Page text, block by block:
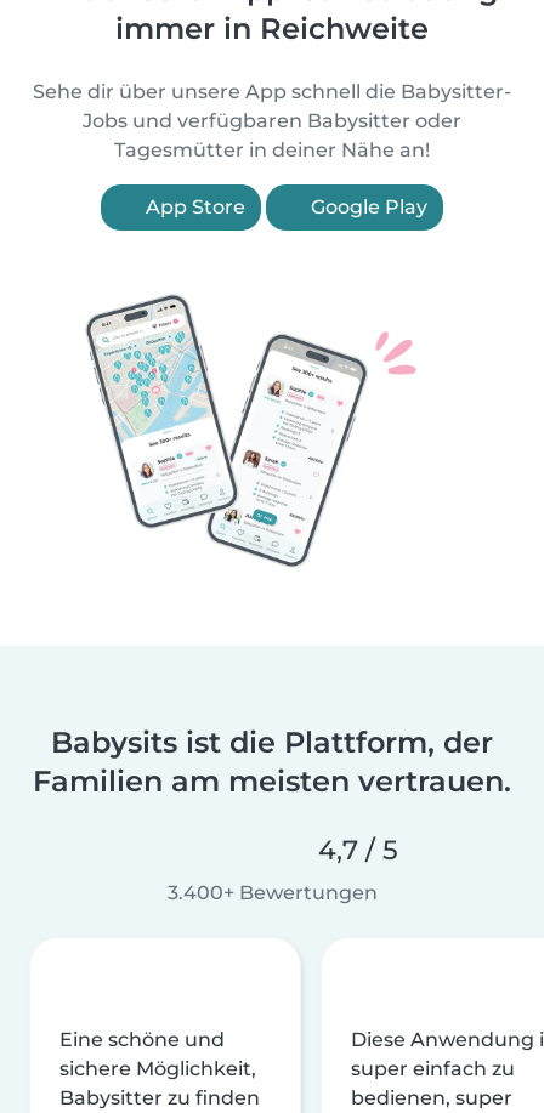
immer in Reichweite
Sehe dir über unsere App schnell die Babysitter-
Jobs und verfügbaren Babysitter oder
Tagesmütter in deiner Nähe an!
App Store Google Play
Babysits ist die Plattform, der
Familien am meisten vertrauen.
4,7 / 5
3.400+ Bewertungen
Eine schöne und
sichere Möglichkeit,
Babysitter zu finden
Diese Anwendung
super einfach zu
bedienen, super